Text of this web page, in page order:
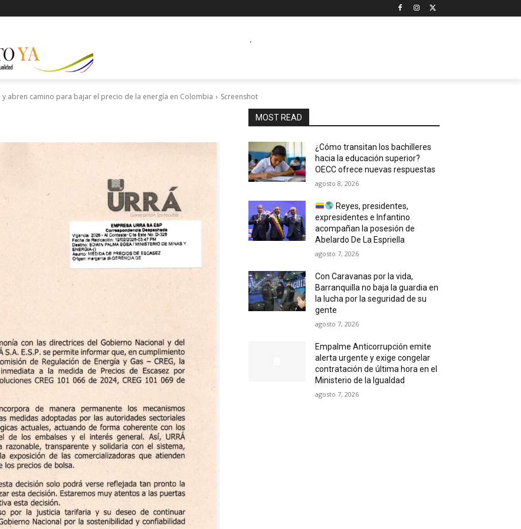
.
abren camino para bajar el precio de la energía en Colombia Screenshot
MOST READ
¿Cómo transitan los bachilleres
hacia la educación superior?
OECC ofrece nuevas respuestas
agosto 8, 2026
Reyes, presidentes,
expresidentes e Infantino
acompañan la posesión de
Abelardo De La Espriella
agosto 7, 2026
Con Caravanas por la vida,
Barranquilla no baja la guardia en
la lucha por la seguridad de su
gente
agosto 7, 2026
Empalme Anticorrupción emite
alerta urgente y exige congelar
contratación de última hora en el
Ministerio de la Igualdad
agosto 7, 2026